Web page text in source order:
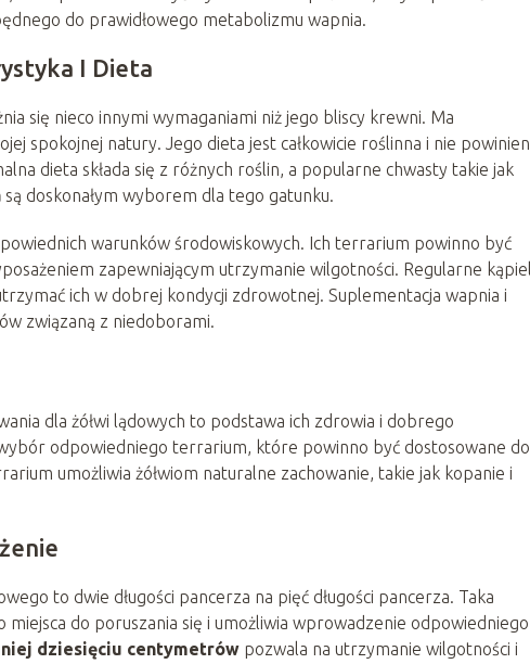
do prawidłowego metabolizmu wapnia.
I Dieta
się nieco innymi wymaganiami niż jego bliscy krewni. Ma
spokojnej natury. Jego dieta jest całkowicie roślinna i nie powinien
dieta składa się z różnych roślin, a popularne chwasty takie jak
są doskonałym wyborem dla tego gatunku.
warunków środowiskowych. Ich terrarium powinno być
zapewniającym utrzymanie wilgotności. Regularne
ich w dobrej kondycji zdrowotnej. Suplementacja wapnia i
związaną z niedoborami.
dla żółwi lądowych to podstawa ich zdrowia i dobrego
odpowiedniego terrarium, które powinno być dostosowane do
umożliwia żółwiom naturalne zachowanie, takie jak kopanie i
to dwie długości pancerza na pięć długości pancerza. Taka
do poruszania się i umożliwia wprowadzenie odpowiedniego
dziesięciu centymetrów pozwala na utrzymanie wilgotności i